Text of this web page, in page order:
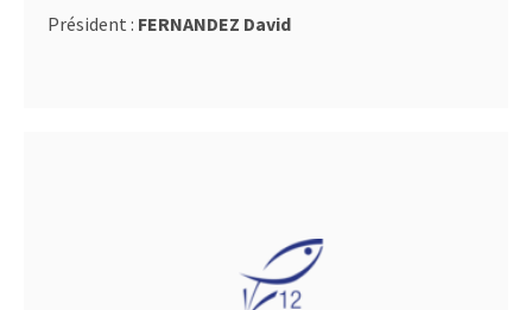
Président : FERNANDEZ David